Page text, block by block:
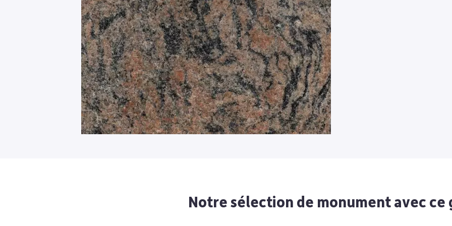
Notre sélection de monument avec ce